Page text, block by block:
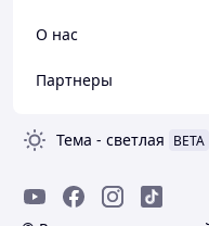
О нас
Партнеры
Тема - светлая BETA